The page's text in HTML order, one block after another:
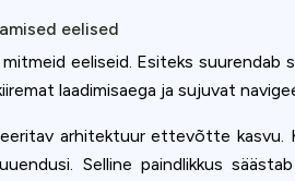
eelised
mitmeid eeliseid. Esiteks
laadimisaega ja sujuvat
arhitektuur ettevõtte
Selline paindlikkus